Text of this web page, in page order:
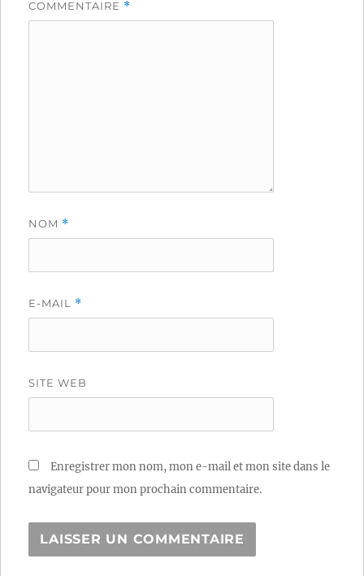
COMMENTAIRE *
NOM *
E-MAIL *
SITE WEB
Enregistrer mon nom, mon e-mail et mon site dans le
navigateur pour mon prochain commentaire.